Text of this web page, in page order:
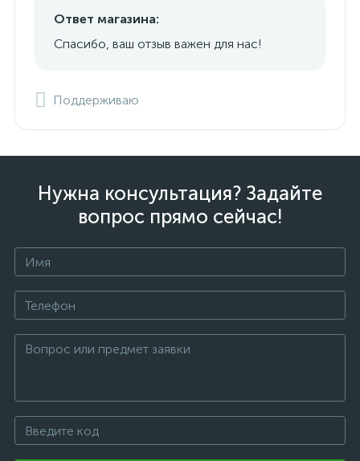
Ответ магазина:
Спасибо, ваш отзыв важен для нас!
Поддерживаю
Нужна консультация? Задайте
вопрос прямо сейчас!